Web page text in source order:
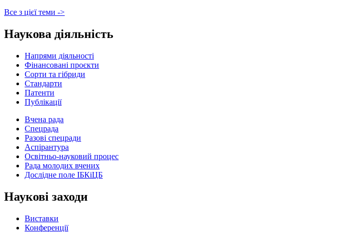
Все з цієї теми ->
Наукова діяльність
Напрями діяльності
Фінансовані проєкти
Сорти та гібриди
Стандарти
Патенти
Публікації
Вчена рада
Спецрада
Разові спецради
Аспірантура
Освітньо-науковий процес
Рада молодих вчених
Дослідне поле ІБКіЦБ
Наукові заходи
Виставки
Конференції